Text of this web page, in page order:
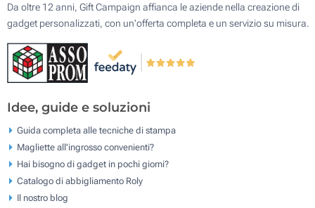
Da oltre 12 anni, Gift Campaign affianca le aziende nella creazione di
gadget personalizzati, con un'offerta completa e un servizio su misura.
Idee, guide e soluzioni
Guida completa alle tecniche di stampa
Magliette all'ingrosso convenienti?
Hai bisogno di gadget in pochi giorni?
Catalogo di abbigliamento Roly
Il nostro blog